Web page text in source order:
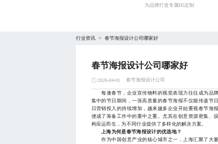
为品牌打造专属H5定制
行业资讯 > 春节海报设计公司哪家好
春节海报设计公司哪家好
2026-04-01 春节海报设计公司
每逢春节，企业宣传物料的视觉表现力往往成为品
集中的节日期间，一张高质量的春节海报不仅能传递节
日营销投入的持续增加，越来越多企业开始重视春节海
便成了筹备工作中的重中之重。尤其在创意资源密集、
构应运而生，为不同行业提供了多样化的解决方案。
上海为何是春节海报设计的优选地？
作为中国创意产业的核心城市之一，上海汇聚了大